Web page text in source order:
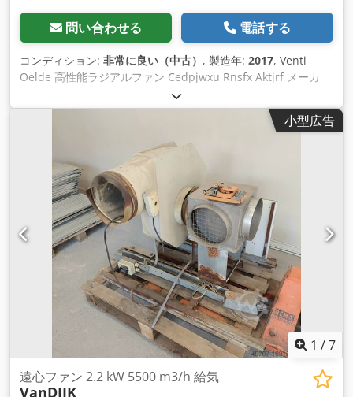
問い合わせる 電話する
コンディション: 非常に良い（中古） , 製造年: 2017, Venti
Oelde 高性能ラジアルファン Cedpjwxu Rnsfx Aktjrf メーカ
ー：Venti Oelde 型式：HRV 45-224 / R GL 360 種類：高性能
ラジアルファン 風量：2559 m³/h 圧力：12 bar 温度：300 ℃
密度：0.608 kg/m³ 出力：0.9 kW 回転数：2840 1/min 重量：
180 kg 製造年：2017年 その他、新品・中古品もショップでご
覧いただけます！ 国際送料はお問い合わせください。
小型広告
1 /7
遠心ファン 2.2 kW 5500 m3/h 給気
VanDIJK